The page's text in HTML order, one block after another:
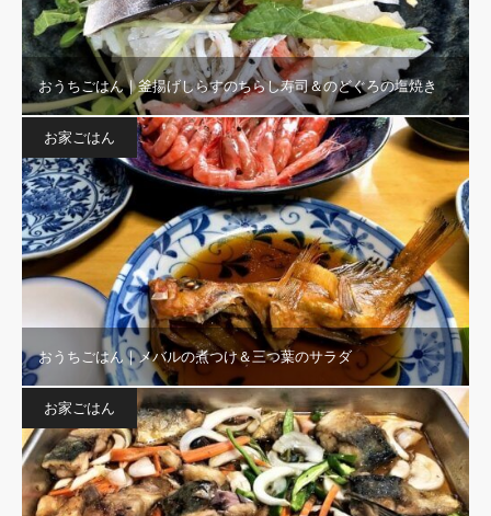
おうちごはん｜釜揚げしらすのちらし寿司＆のどぐろの塩焼き
お家ごはん
おうちごはん｜メバルの煮つけ＆三つ葉のサラダ
お家ごはん